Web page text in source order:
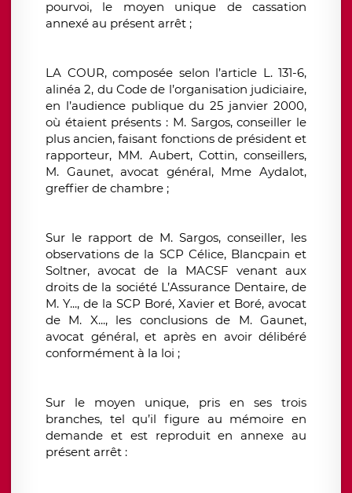
pourvoi, le moyen unique de cassation
annexé au présent arrêt ;
LA COUR, composée selon l’article L. 131-6,
alinéa 2, du Code de l’organisation judiciaire,
en l’audience publique du 25 janvier 2000,
où étaient présents : M. Sargos, conseiller le
plus ancien, faisant fonctions de président et
rapporteur, MM. Aubert, Cottin, conseillers,
M. Gaunet, avocat général, Mme Aydalot,
greffier de chambre ;
Sur le rapport de M. Sargos, conseiller, les
observations de la SCP Célice, Blancpain et
Soltner, avocat de la MACSF venant aux
droits de la société L’Assurance Dentaire, de
M. Y..., de la SCP Boré, Xavier et Boré, avocat
de M. X..., les conclusions de M. Gaunet,
avocat général, et après en avoir délibéré
conformément à la loi ;
Sur le moyen unique, pris en ses trois
branches, tel qu’il figure au mémoire en
demande et est reproduit en annexe au
présent arrêt :